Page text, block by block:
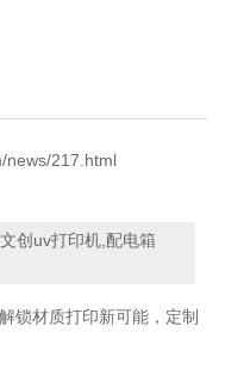
news/217.html
创uv打印机,配电箱
锁材质打印新可能，定制